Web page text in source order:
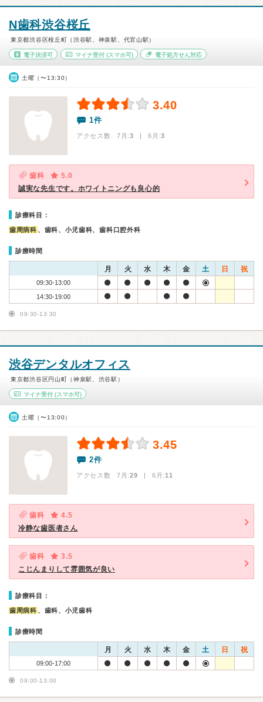
N歯科渋谷桜丘
東京都渋谷区桜丘町（渋谷駅、神泉駅、代官山駅）
電子決済可 マイナ受付(スマホ可) 電子処方せん対応
土曜（〜13:30）
3.40
1件
アクセス数 7月:3 | 6月:3
歯科
5.0
誠実な先生です。ホワイトニングも良心的
診療科目：
歯周病科 、歯科、小児歯科、歯科口腔外科
診療時間
月 火 水 木 金 土 日 祝
09:30-13:00
14:30-19:00
09:30-13:30
渋谷デンタルオフィス
東京都渋谷区円山町（神泉駅、渋谷駅）
マイナ受付 (スマホ可)
土曜（〜13:00）
3.45
2件
アクセス数 7月:29 | 6月:11
歯科
4.5
冷静な歯医者さん
歯科
3.5
こじんまりして雰囲気が良い
診療科目：
歯周病科 、歯科、小児歯科
診療時間
月 火 水 木 金 土 日 祝
09:00-17:00
09:00-13:00